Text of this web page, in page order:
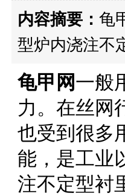
内容摘要： 龟
型炉内浇注不
龟甲网一般
力。在丝网
也受到很多
能，是工业
注不定型衬